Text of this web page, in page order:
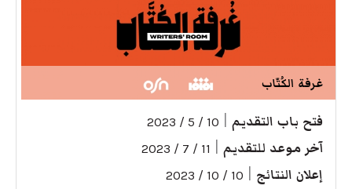
غرفة الكُتّاب
فتح باب التقديم 10 / 5 / 2023
آخر موعد للتقديم 11 / 7 / 2023
إعلان النتائج 10 / 10 / 2023